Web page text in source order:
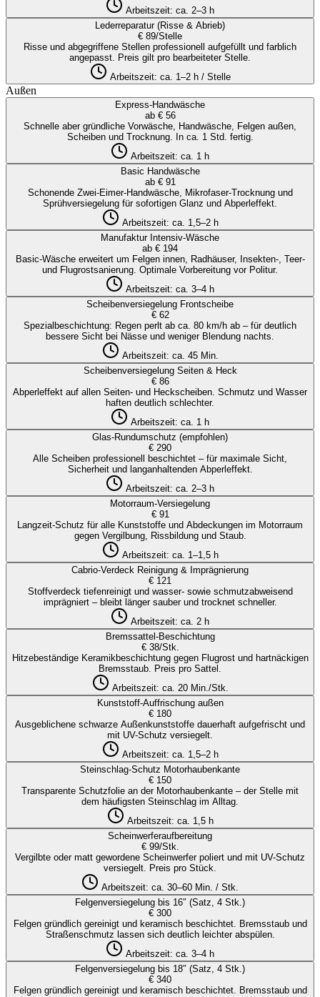
Arbeitszeit: ca. 2–3 h
Lederreparatur (Risse & Abrieb)
€ 89/Stelle
Risse und abgegriffene Stellen professionell aufgefüllt und farblich
angepasst. Preis gilt pro bearbeiteter Stelle.
Arbeitszeit: ca. 1–2 h / Stelle
Außen
Express-Handwäsche
ab € 56
Schnelle aber gründliche Vorwäsche, Handwäsche, Felgen außen,
Scheiben und Trocknung. In ca. 1 Std. fertig.
Arbeitszeit: ca. 1 h
Basic Handwäsche
ab € 91
Schonende Zwei-Eimer-Handwäsche, Mikrofaser-Trocknung und
Sprühversiegelung für sofortigen Glanz und Abperleffekt.
Arbeitszeit: ca. 1,5–2 h
Manufaktur Intensiv-Wäsche
ab € 194
Basic-Wäsche erweitert um Felgen innen, Radhäuser, Insekten-, Teer-
und Flugrostsanierung. Optimale Vorbereitung vor Politur.
Arbeitszeit: ca. 3–4 h
Scheibenversiegelung Frontscheibe
€ 62
Spezialbeschichtung: Regen perlt ab ca. 80 km/h ab – für deutlich
bessere Sicht bei Nässe und weniger Blendung nachts.
Arbeitszeit: ca. 45 Min.
Scheibenversiegelung Seiten & Heck
€ 86
Abperleffekt auf allen Seiten- und Heckscheiben. Schmutz und Wasser
haften deutlich schlechter.
Arbeitszeit: ca. 1 h
Glas-Rundumschutz (empfohlen)
€ 290
Alle Scheiben professionell beschichtet – für maximale Sicht,
Sicherheit und langanhaltenden Abperleffekt.
Arbeitszeit: ca. 2–3 h
Motorraum-Versiegelung
€ 91
Langzeit-Schutz für alle Kunststoffe und Abdeckungen im Motorraum
gegen Vergilbung, Rissbildung und Staub.
Arbeitszeit: ca. 1–1,5 h
Cabrio-Verdeck Reinigung & Imprägnierung
€ 121
Stoffverdeck tiefenreinigt und wasser- sowie schmutzabweisend
imprägniert – bleibt länger sauber und trocknet schneller.
Arbeitszeit: ca. 2 h
Bremssattel-Beschichtung
€ 38/Stk.
Hitzebeständige Keramikbeschichtung gegen Flugrost und hartnäckigen
Bremsstaub. Preis pro Sattel.
Arbeitszeit: ca. 20 Min./Stk.
Kunststoff-Auffrischung außen
€ 180
Ausgeblichene schwarze Außenkunststoffe dauerhaft aufgefrischt und
mit UV-Schutz versiegelt.
Arbeitszeit: ca. 1,5–2 h
Steinschlag-Schutz Motorhaubenkante
€ 150
Transparente Schutzfolie an der Motorhaubenkante – der Stelle mit
dem häufigsten Steinschlag im Alltag.
Arbeitszeit: ca. 1,5 h
Scheinwerferaufbereitung
€ 99/Stk.
Vergilbte oder matt gewordene Scheinwerfer poliert und mit UV-Schutz
versiegelt. Preis pro Stück.
Arbeitszeit: ca. 30–60 Min. / Stk.
Felgenversiegelung bis 16″ (Satz, 4 Stk.)
€ 300
Felgen gründlich gereinigt und keramisch beschichtet. Bremsstaub und
Straßenschmutz lassen sich deutlich leichter abspülen.
Arbeitszeit: ca. 3–4 h
Felgenversiegelung bis 18″ (Satz, 4 Stk.)
€ 340
Felgen gründlich gereinigt und keramisch beschichtet. Bremsstaub und